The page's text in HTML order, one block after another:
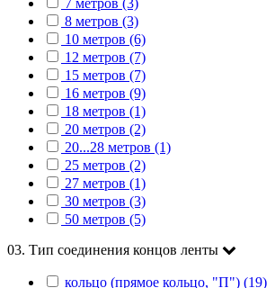
8 метров (3)
10 метров (6)
12 метров (7)
15 метров (7)
16 метров (9)
18 метров (1)
20 метров (2)
20...28 метров (1)
25 метров (2)
27 метров (1)
30 метров (3)
50 метров (5)
03. Тип соединения концов ленты
кольцо (прямое кольцо, "П") (19)